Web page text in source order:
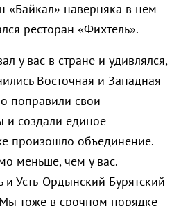
«Байкал» наверняка в нем
ресторан «Фихтель».
у вас в стране и удивлялся,
Восточная и Западная
поправили свои
и создали единое
произошло объединение.
меньше, чем у вас.
и Усть-Ордынский Бурятский
тоже в срочном порядке